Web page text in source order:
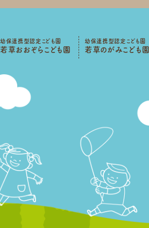
幼保連携型認定こども園
若草おおぞらこども園
幼保連携型認定こども園
若草のがみこども園